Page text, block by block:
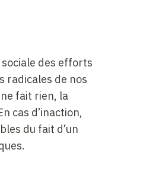
des efforts
radicales de nos
fait rien, la
cas d’inaction,
du fait d’un